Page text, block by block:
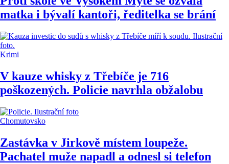
matka i bývalí kantoři, ředitelka se brání
Krimi
V kauze whisky z Třebíče je 716
poškozených. Policie navrhla obžalobu
Chomutovsko
Zastávka v Jirkově místem loupeže.
Pachatel muže napadl a odnesl si telefon